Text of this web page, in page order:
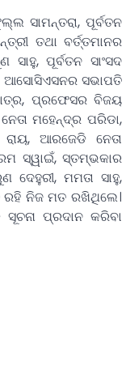
ସାମନ୍ତରା, ପୂର୍ବତନ
ତଥା ବର୍ତ୍ତମାନର
ପୂର୍ବତନ ସାଂସଦ
ଆସୋସିଏସନର ସଭାପତି
ପ୍ରଫେସର ବିଜୟ
ମହେନ୍ଦ୍ର ପରିଡା,
ଆରଜେଡି ନେତା
ସ୍ୱାଇଁ, ସ୍ତମ୍ଭକାର
ମମତା ସାହୁ,
ନିଜ ମତ ରଖିଥିଲେ।
ପ୍ରଦାନ କରିବା